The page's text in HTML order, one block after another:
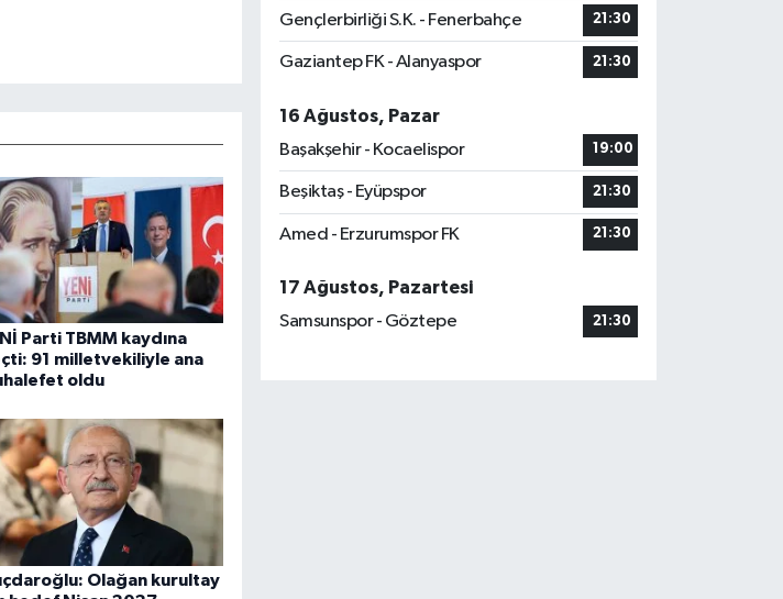
Parti TBMM kaydına
91 milletvekiliyle ana
oldu
Olağan kurultay
Gençlerbirliği S.K. - Fenerbahçe 21:30
Gaziantep FK - Alanyaspor 21:30
16 Ağustos, Pazar
Başakşehir - Kocaelispor
19:00
Beşiktaş - Eyüpspor 21:30
Amed - Erzurumspor FK 21:30
17 Ağustos, Pazartesi
Samsunspor - Göztepe
21:30